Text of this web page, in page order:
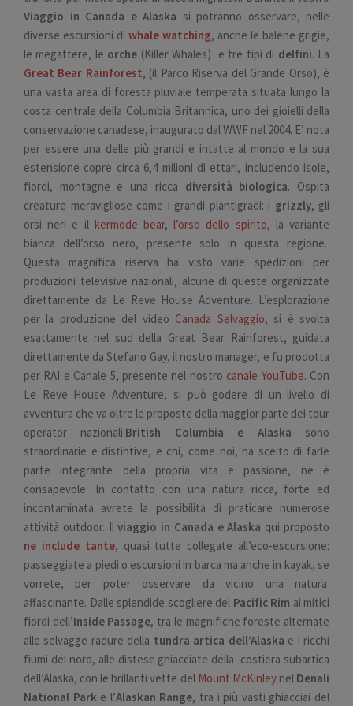
Viaggio in Canada e Alaska si potranno osservare, nelle
diverse escursioni di whale watching, anche le balene grigie,
le megattere, le orche (Killer Whales) e tre tipi di delfini. La
Great Bear Rainforest, (il Parco Riserva del Grande Orso), è
una vasta area di foresta pluviale temperata situata lungo la
costa centrale della Columbia Britannica, uno dei gioielli della
conservazione canadese, inaugurato dal WWF nel 2004. E’ nota
per essere una delle più grandi e intatte al mondo e la sua
estensione copre circa 6,4 milioni di ettari, includendo isole,
fiordi, montagne e una ricca diversità biologica. Ospita
creature meravigliose come i grandi plantigradi: i grizzly, gli
orsi neri e il kermode bear, l’orso dello spirito, la variante
bianca dell’orso nero, presente solo in questa regione.
Questa magnifica riserva ha visto varie spedizioni per
produzioni televisive nazionali, alcune di queste organizzate
direttamente da Le Reve House Adventure. L’esplorazione
per la produzione del video Canada Selvaggio, si è svolta
esattamente nel sud della Great Bear Rainforest, guidata
direttamente da Stefano Gay, il nostro manager, e fu prodotta
per RAI e Canale 5, presente nel nostro canale YouTube. Con
Le Reve House Adventure, si può godere di un livello di
avventura che va oltre le proposte della maggior parte dei tour
operator nazionali.British Columbia e Alaska sono
straordinarie e distintive, e chi, come noi, ha scelto di farle
parte integrante della propria vita e passione, ne è
consapevole. In contatto con una natura ricca, forte ed
incontaminata avrete la possibilità di praticare numerose
attività outdoor. Ilviaggio in Canada e Alaska qui proposto
ne include tante, quasi tutte collegate all’eco-escursione:
passeggiate a piedi o escursioni in barca ma anche in kayak, se
vorrete, per poter osservare da vicino una natura
affascinante. Dalle splendide scogliere del Pacific Rim ai mitici
fiordi dell’Inside Passage, tra le magnifiche foreste alternate
alle selvagge radure della tundra artica dell’Alaska e i ricchi
fiumi del nord, alle distese ghiacciate della costiera subartica
dell’Alaska, con le brillanti vette del Mount McKinleynel Denali
National Park e l’Alaskan Range, tra i più vasti ghiacciai del